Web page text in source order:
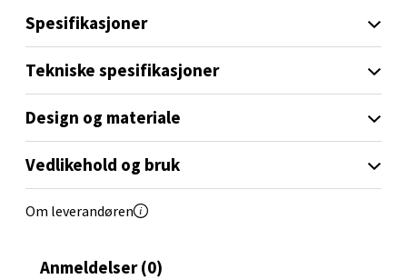
Spesifikasjoner
Tekniske spesifikasjoner
Design og materiale
Vedlikehold og bruk
Om leverandøren
Anmeldelser (0)
Sandvika - Thon Senter Sandvika
Brodtkorbsgate 7, 1338 Sandvika
Åpent i dag 10-21